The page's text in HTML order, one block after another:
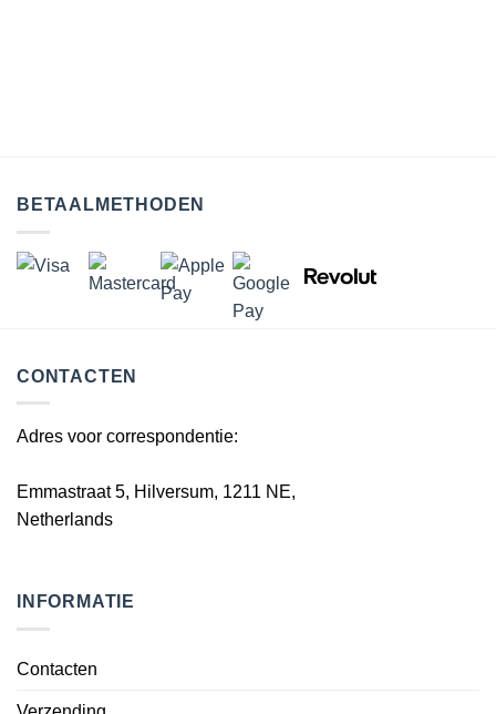
BETAALMETHODEN
CONTACTEN
Adres voor correspondentie:
Emmastraat 5, Hilversum, 1211 NE,
Netherlands
INFORMATIE
Contacten